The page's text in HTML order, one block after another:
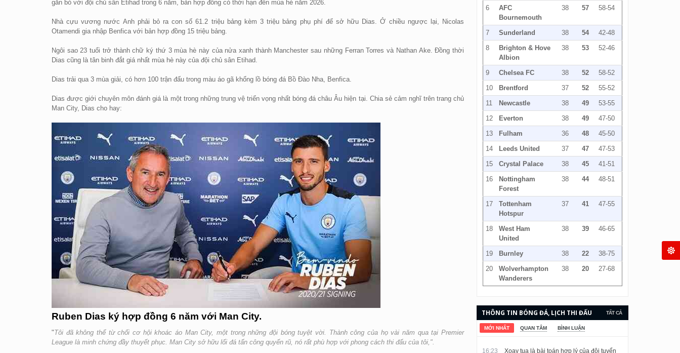
gắn bó với đội chủ sân Etihad trong 6 năm, bản hợp đồng có thời hạn đến mùa hè năm 2026.
Nhà cựu vương nước Anh phải bỏ ra con số 61.2 triệu bảng kèm 3 triệu bảng phụ phí để sở hữu Dias. Ở chiều ngược lại, Nicolas
Otamendi gia nhập Benfica với bản hợp đồng 15 triệu bảng.
Ngôi sao 23 tuổi trở thành chữ ký thứ 3 mùa hè này của nửa xanh thành Manchester sau những Ferran Torres và Nathan Ake. Đồng thời
Dias cũng là tân binh đắt giá nhất mùa hè này của đội chủ sân Etihad.
Dias trải qua 3 mùa giải, có hơn 100 trận đấu trong màu áo gã khổng lồ bóng đá Bồ Đào Nha, Benfica.
Dias được giới chuyên môn đánh giá là một trong những trung vệ triển vọng nhất bóng đá châu Âu hiện tại. Chia sẻ cảm nghĩ trên trang chủ
Man City, Dias cho hay:
Ruben Dias ký hợp đồng 6 năm với Man City.
"Tôi đã không thể từ chối cơ hội khoác áo Man City, một trong những đội bóng tuyệt vời. Thành công của họ vài năm qua tại Premier
League là minh chứng đầy thuyết phục. Man City sở hữu lối đá tấn công quyến rũ, nó rất phù hợp với phong cách thi đấu của tôi,".
6
AFC
Bournemouth
38 57 58-54
7 Sunderland 38 54
42-48
8
Brighton & Hove
Albion
38 53 52-46
9 Chelsea FC 38 52
58-52
10
Brentford 37 52
55-52
11
Newcastle 38 49
53-55
12
Everton 38 49
47-50
13
Fulham 36 48
45-50
14
Leeds United 37 47
47-53
15
Crystal Palace 38 45
41-51
16
Nottingham
Forest
38 44 48-51
17
Tottenham
Hotspur
37 41 47-55
18
West Ham
United
38 39 46-65
19 Burnley 38 22
38-75
20
Wolverhampton
Wanderers
38 20 27-68
TẤT CẢ
THÔNG TIN BÓNG ĐÁ, LỊCH THI ĐẤU
VÀ KẾT QUẢ CẬP NHẬT LIÊN TỤC.
MỚI NHẤT QUAN TÂM BÌNH LUẬN
16:23
Xoay tua là bài toán hợp lý của đội tuyển